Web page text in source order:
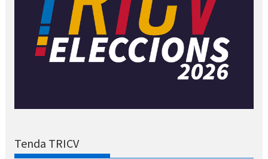
Tenda TRICV